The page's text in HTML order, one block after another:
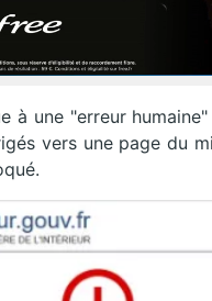
à une "erreur
vers une page du